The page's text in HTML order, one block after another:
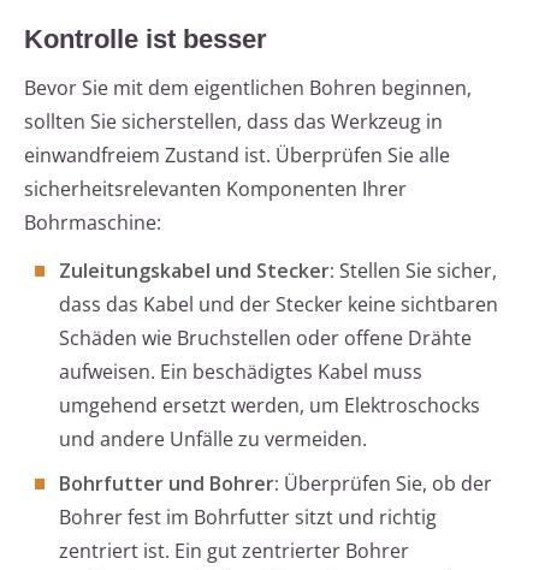
Kontrolle ist besser
Bevor Sie mit dem eigentlichen Bohren beginnen,
sollten Sie sicherstellen, dass das Werkzeug in
einwandfreiem Zustand ist. Überprüfen Sie alle
sicherheitsrelevanten Komponenten Ihrer
Bohrmaschine:
Zuleitungskabel und Stecker: Stellen Sie sicher,
dass das Kabel und der Stecker keine sichtbaren
Schäden wie Bruchstellen oder offene Drähte
aufweisen. Ein beschädigtes Kabel muss
umgehend ersetzt werden, um Elektroschocks
und andere Unfälle zu vermeiden.
Bohrfutter und Bohrer: Überprüfen Sie, ob der
Bohrer fest im Bohrfutter sitzt und richtig
zentriert ist. Ein gut zentrierter Bohrer